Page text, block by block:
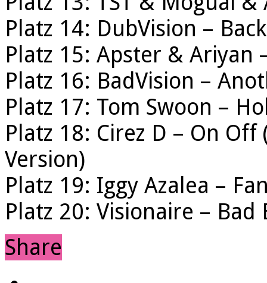
Platz 14: DubVision –
Platz 15: Apster & Ariyan
Platz 16: BadVision –
Platz 17: Tom Swoon –
Platz 18: Cirez D – On
Version)
Platz 19: Iggy Azalea –
Platz 20: Visionaire – Bad
Share